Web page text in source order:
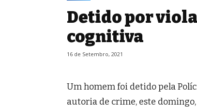
Detido por
cognitiva
16 de Setembro, 2021
Um homem foi detido pela
autoria de crime, este